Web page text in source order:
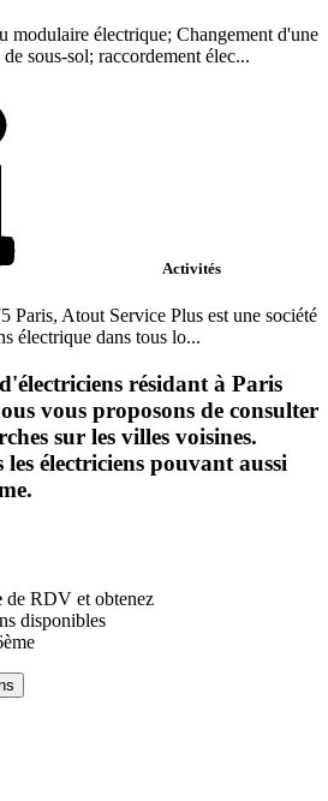
modulaire électrique; Changement d'une
sous-sol; raccordement élec...
Activités
Paris, Atout Service Plus est une société
électrique dans tous lo...
résidant à Paris
vous proposons de consulter
sur les villes voisines.
les électriciens pouvant aussi
de RDV et obtenez
disponibles